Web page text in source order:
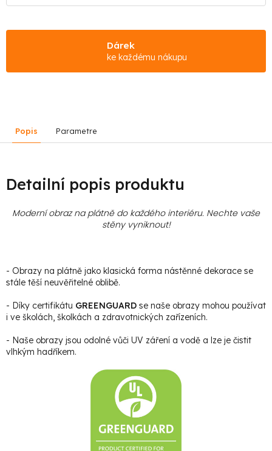
Dárek
ke každému nákupu
Popis Parametre
Detailní popis produktu
Moderní obraz na plátně do každého interiéru. Nechte vaše
stěny vyniknout!
- Obrazy na plátně jako klasická forma nástěnné dekorace se
stále těší neuvěřitelné oblibě.
- Díky certifikátu GREENGUARD se naše obrazy mohou používat
i ve školách, školkách a zdravotnických zařízeních.
- Naše obrazy jsou odolné vůči UV záření a vodě a lze je čistit
vlhkým hadříkem.